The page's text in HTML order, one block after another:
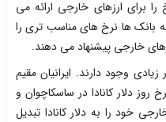
را برای ارزهای خارجی ارائه می
بانک ها نرخ های مناسب تری را
خارجی پیشنهاد می دهند.
زیادی وجود دارند. ایرانیان مقیم
روز دلار کانادا در ساسکاچوان و
خود را به دلار کانادا تبدیل